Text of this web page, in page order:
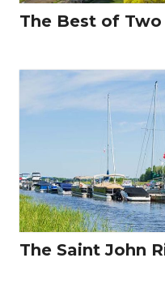
The Best of
The Saint John